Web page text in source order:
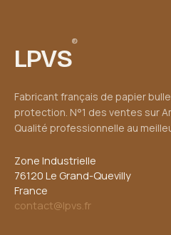
LPVS
®
Fabricant français de papier
protection. N°1 des ventes sur
Qualité professionnelle au
Zone Industrielle
76120 Le Grand-Quevilly
France
contact@lpvs.fr